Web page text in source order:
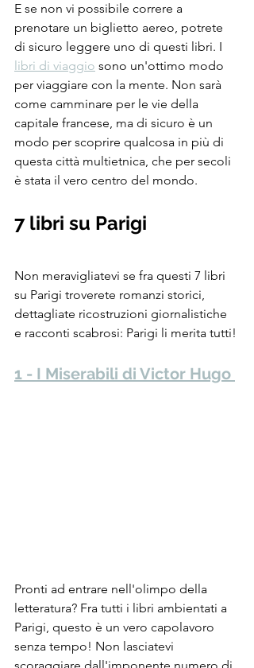
E se non vi possibile correre a
prenotare un biglietto aereo, potrete
di sicuro leggere uno di questi libri. I
libri di viaggio sono un'ottimo modo
per viaggiare con la mente. Non sarà
come camminare per le vie della
capitale francese, ma di sicuro è un
modo per scoprire qualcosa in più di
questa città multietnica, che per secoli
è stata il vero centro del mondo.
7 libri su Parigi
Non meravigliatevi se fra questi 7 libri
su Parigi troverete romanzi storici,
dettagliate ricostruzioni giornalistiche
e racconti scabrosi: Parigi li merita tutti!
1 - I Miserabili di Victor Hugo
Pronti ad entrare nell'olimpo della
letteratura? Fra tutti i libri ambientati a
Parigi, questo è un vero capolavoro
senza tempo! Non lasciatevi